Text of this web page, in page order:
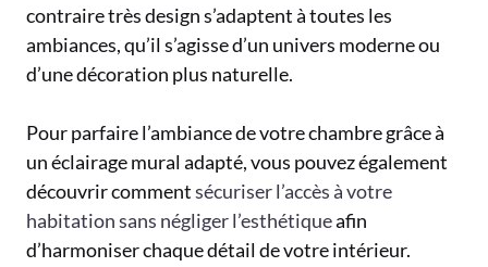
contraire très design s’adaptent à toutes les
ambiances, qu’il s’agisse d’un univers moderne ou
d’une décoration plus naturelle.
Pour parfaire l’ambiance de votre chambre grâce à
un éclairage mural adapté, vous pouvez également
découvrir commentsécuriser l’accès à votre
habitation sans négliger l’esthétiqueafin
d’harmoniser chaque détail de votre intérieur.